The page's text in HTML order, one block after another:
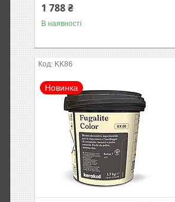
1 788 ₴
В наявності
KK86
Новинка